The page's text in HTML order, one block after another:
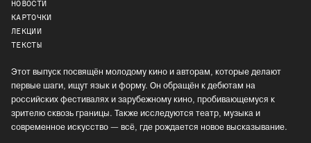
НОВОСТИ
КАРТОЧКИ
ЛЕКЦИИ
ТЕКСТЫ
Этот выпуск посвящён молодому кино и авторам, которые делают
первые шаги, ищут язык и форму. Он обращён к дебютам на
российских фестивалях и зарубежному кино, пробивающемуся к
зрителю сквозь границы. Также исследуются театр, музыка и
современное искусство — всё, где рождается новое высказывание.